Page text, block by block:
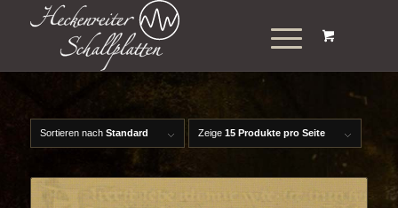
Sortieren nach Standard Zeige 15 Produkte pro Seite